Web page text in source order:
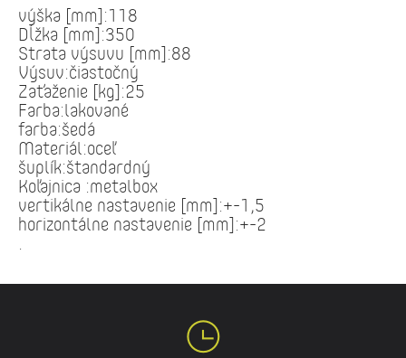
výška [mm]:118
Dĺžka [mm]:350
Strata výsuvu [mm]:88
Výsuv:čiastočný
Zaťaženie [kg]:25
Farba:lakované
farba:šedá
Materiál:oceľ
šuplík:štandardný
Koľajnica :metalbox
vertikálne nastavenie [mm]:+-1,5
horizontálne nastavenie [mm]:+-2
.